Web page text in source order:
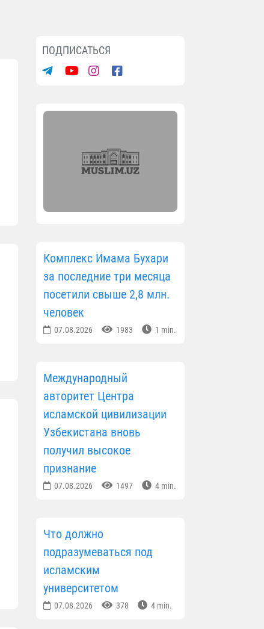
ПОДПИСАТЬСЯ
Комплекс Имама Бухари
за последние три месяца
посетили свыше 2,8 млн.
человек
07.08.2026 1983 1 min.
Международный
авторитет Центра
исламской цивилизации
Узбекистана вновь
получил высокое
признание
07.08.2026 1497 4 min.
Что должно
подразумеваться под
исламским
университетом
07.08.2026 378 4 min.